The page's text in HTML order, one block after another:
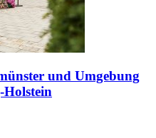
und Umgebung
Holstein